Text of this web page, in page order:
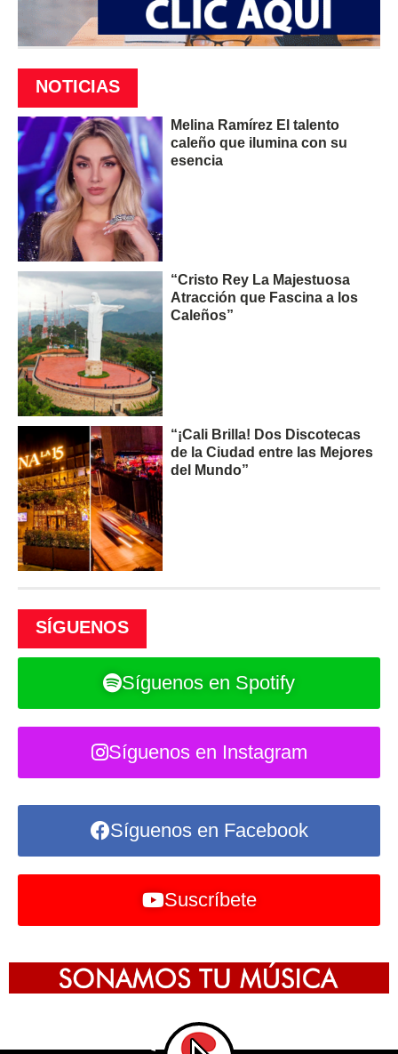
NOTICIAS
Melina Ramírez El talento
caleño que ilumina con su
esencia
“Cristo Rey La Majestuosa
Atracción que Fascina a los
Caleños”
“¡Cali Brilla! Dos Discotecas
de la Ciudad entre las Mejores
del Mundo”
SÍGUENOS
Síguenos en Spotify
Síguenos en Instagram
Síguenos en Facebook
Suscríbete